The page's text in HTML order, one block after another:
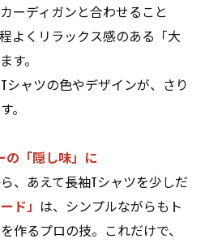
ーディガンと合わせること
よくリラックス感のある「大
す。
シャツの色やデザインが、さり
。
の「隠し味」に
、あえて長袖Tシャツを少しだ
ド」 は、シンプルながらもト
作るプロの技。これだけで、